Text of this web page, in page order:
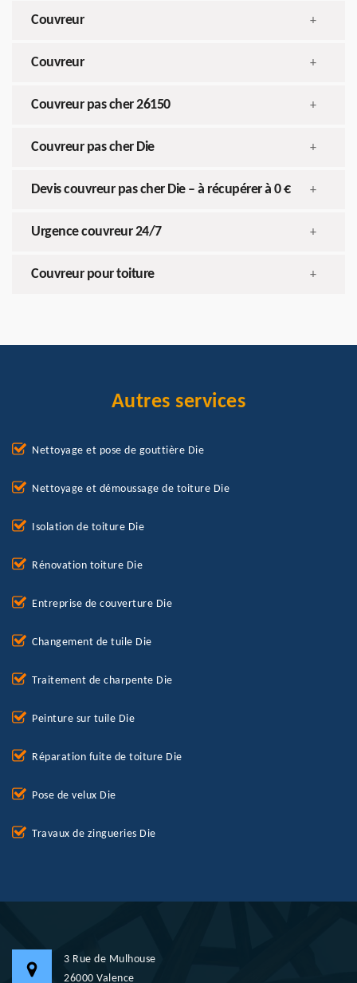
Couvreur +
Couvreur +
Couvreur pas cher 26150 +
Couvreur pas cher Die +
Devis couvreur pas cher Die – à récupérer à 0 € +
Urgence couvreur 24/7 +
Couvreur pour toiture +
Autres services
Nettoyage et pose de gouttière Die
Nettoyage et démoussage de toiture Die
Isolation de toiture Die
Rénovation toiture Die
Entreprise de couverture Die
Changement de tuile Die
Traitement de charpente Die
Peinture sur tuile Die
Réparation fuite de toiture Die
Pose de velux Die
Travaux de zingueries Die
3 Rue de Mulhouse
26000 Valence